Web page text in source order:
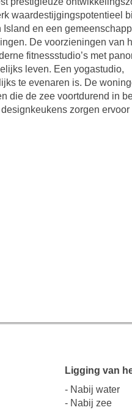
waardestijgingspotentieel
Island en een
De voorzieningen van
fitnessstudio’s met
leven. Een yogastudio,
te evenaren is. De
die de zee voortdurend in
zorgen ervoor
Ligging van
- Nabij water
- Nabij zee